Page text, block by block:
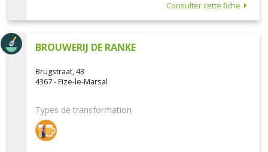
Consulter cette fiche
BROUWERIJ DE RANKE
Brugstraat, 43
4367 - Fize-le-Marsal
Types de transformation